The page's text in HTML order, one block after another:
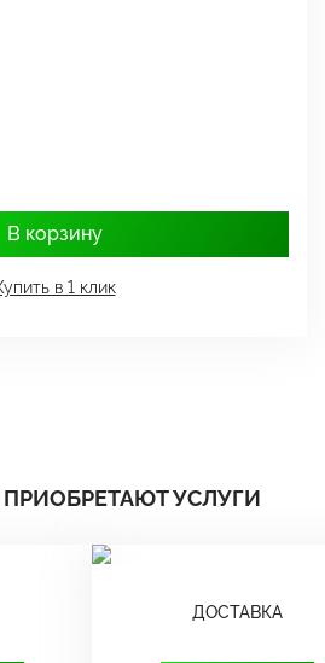
В корзину
в 1 клик
УСЛУГИ
ДОСТАВКА